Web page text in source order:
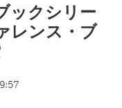
ックシリー
レンス・ブ